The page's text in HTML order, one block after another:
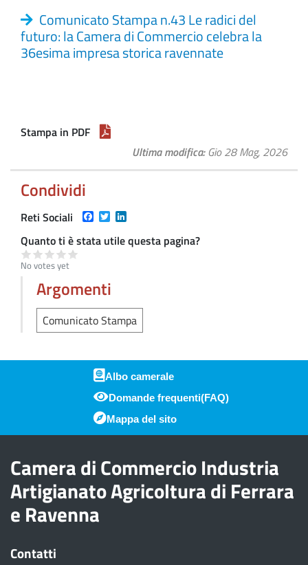
Comunicato Stampa n.43 Le radici del
futuro: la Camera di Commercio celebra la
36esima impresa storica ravennate
Stampa in PDF
Ultima modifica Gio 28 Mag, 2026
Condividi
Reti Sociali Facebook
Twitter
Quanto ti è stata utile questa pagina?
No votes yet
Argomenti
Comunicato Stampa
Piè di pagina
Albo camerale
Domande frequenti(FAQ)
Mappa del sito
Camera di Commercio Industria
Artigianato Agricoltura di Ferrara
e Ravenna
Contatti